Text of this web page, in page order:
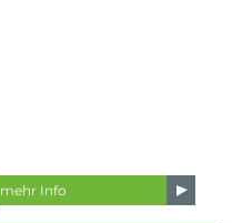
mehr Info